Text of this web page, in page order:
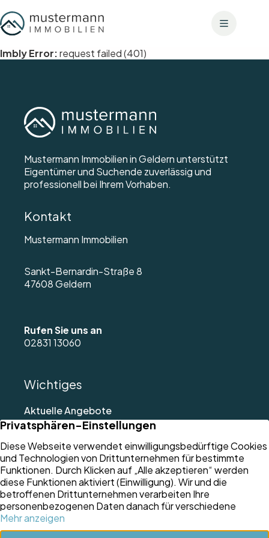
Inhalt
springen
Imbly Error:request failed (401)
Kontakt
Mustermann Immobilien
Sankt-Bernardin-Straße 8
47608 Geldern
Rufen Sie uns an
02831 13060
Mustermann Immobilien in Geldern unterstützt
Eigentümer und Suchende zuverlässig und
professionell bei Ihrem Vorhaben.
Wichtiges
Aktuelle Angebote
Referenzen
Immobilienbewertung
Verkaufen
Über uns
Aktuelle News